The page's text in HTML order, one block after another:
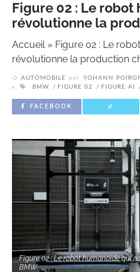
Figure 02 : Le
révolutionne la
Accueil» Figure 02 : Le
révolutionne la production
AUTOMOBILE par YOHANN
BMW
FIGURE 02 FIGURE AI
FACEBOOK
Figure 02 : Le robot humanoïde qui
BMW